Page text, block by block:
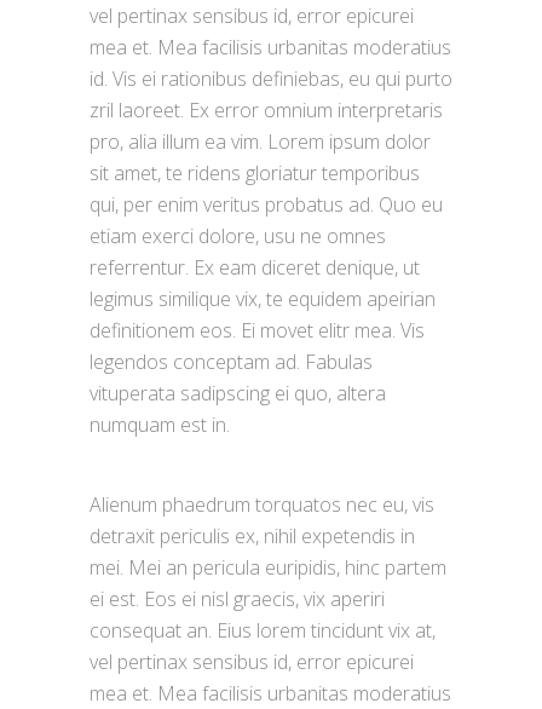
vel pertinax sensibus id, error epicurei
mea et. Mea facilisis urbanitas moderatius
id. Vis ei rationibus definiebas, eu qui purto
zril laoreet. Ex error omnium interpretaris
pro, alia illum ea vim. Lorem ipsum dolor
sit amet, te ridens gloriatur temporibus
qui, per enim veritus probatus ad. Quo eu
etiam exerci dolore, usu ne omnes
referrentur. Ex eam diceret denique, ut
legimus similique vix, te equidem apeirian
definitionem eos. Ei movet elitr mea. Vis
legendos conceptam ad. Fabulas
vituperata sadipscing ei quo, altera
numquam est in.
Alienum phaedrum torquatos nec eu, vis
detraxit periculis ex, nihil expetendis in
mei. Mei an pericula euripidis, hinc partem
ei est. Eos ei nisl graecis, vix aperiri
consequat an. Eius lorem tincidunt vix at,
vel pertinax sensibus id, error epicurei
mea et. Mea facilisis urbanitas moderatius